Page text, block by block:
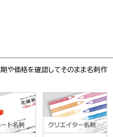
や価格を確認してそのまま名刺作